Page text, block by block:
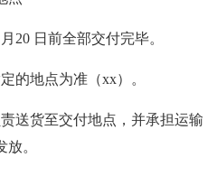
20 日前全部交付完毕。
的地点为准（xx）。
送货至交付地点，并承担运输
。